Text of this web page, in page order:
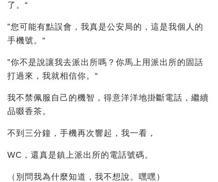
了。“
”您可能有點誤會，我真是公安局的，這是我個人的
手機號。“
”你不是說讓我去派出所嗎？你馬上用派出所的固話
打過來，我就相信你。“
我不禁佩服自己的機智，得意洋洋地掛斷電話，繼續
品啜香茶。
不到三分鐘，手機再次響起，我一看，
WC，還真是鎮上派出所的電話號碼。
（別問我為什麼知道，我不想說。嘿嘿）